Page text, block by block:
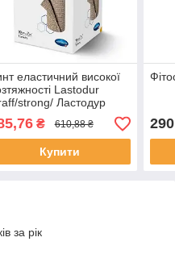
еластичний високої
Lastodur
strong/ Ластодур
10см х 7м 1шт
₴ 610,88 ₴
Купити
290
за рік